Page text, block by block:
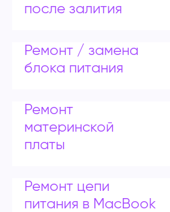
после залития
Ремонт / замена
блока питания
Ремонт
материнской
платы
Ремонт цепи
питания в MacBook